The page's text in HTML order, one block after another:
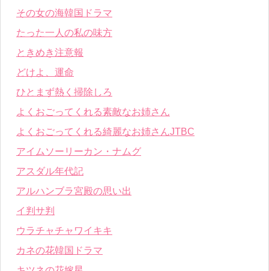
その女の海韓国ドラマ
たった一人の私の味方
ときめき注意報
どけよ、運命
ひとまず熱く掃除しろ
よくおごってくれる素敵なお姉さん
よくおごってくれる綺麗なお姉さんJTBC
アイムソーリーカン・ナムグ
アスダル年代記
アルハンブラ宮殿の思い出
イ判サ判
ウラチャチャワイキキ
カネの花韓国ドラマ